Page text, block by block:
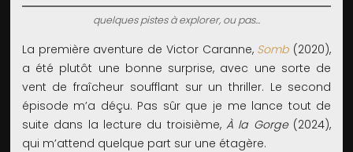
quelques pistes à explorer, ou pas...
La première aventure de Victor Caranne, Somb (2020),
a été plutôt une bonne surprise, avec une sorte de
vent de fraîcheur soufflant sur un thriller. Le second
épisode m’a déçu. Pas sûr que je me lance tout de
suite dans la lecture du troisième,À la Gorge(2024),
qui m’attend quelque part sur une étagère.